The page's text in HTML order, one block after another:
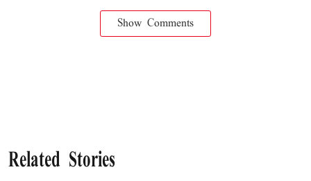
Show Comments
Related Stories